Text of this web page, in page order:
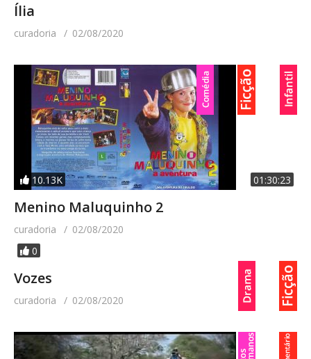
Ília
curadoria 02/08/2020
10.13K 01:30:23
Menino Maluquinho 2
curadoria
02/08/2020
0
Vozes
curadoria 02/08/2020